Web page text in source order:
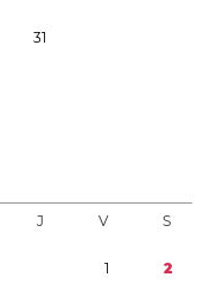
31
J V S
1 2